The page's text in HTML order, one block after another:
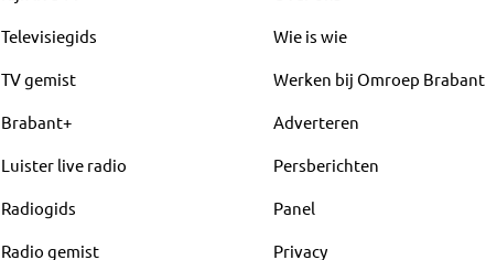
Televisiegids
TV gemist
Brabant+
Luister live radio
Radiogids
Radio gemist
Wie is wie
Werken bij Omroep Brabant
Adverteren
Persberichten
Panel
Privacy